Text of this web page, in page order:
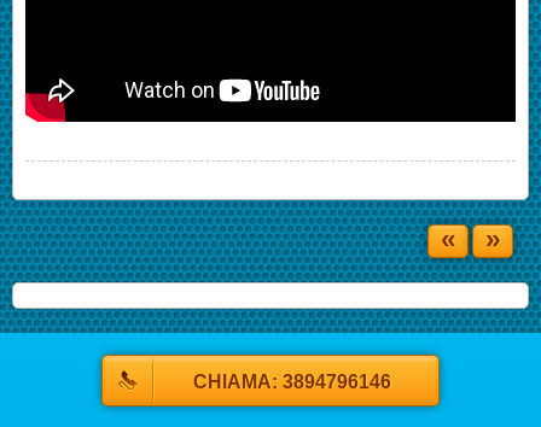
« »
CHIAMA: 3894796146